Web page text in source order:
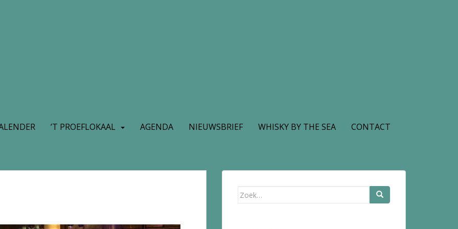
’T PROEFLOKAAL AGENDA NIEUWSBRIEF WHISKY BY THE SEA CONTACT
Zoek